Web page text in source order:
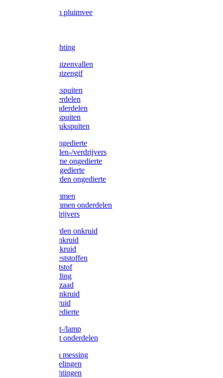
Voerbakken pluimvee
LED verlichting
Ratten / Muizenvallen
Ratten / Muizengif
Gloria drukspuiten
Gloria onderdelen
Gardena onderdelen
Dario drukspuiten
Gardena drukspuiten
Diversen ongedierte
Insectenvallen-/verdrijvers
Protect Home ongedierte
Solabiol ongedierte
Protect Garden ongedierte
Mollenklemmen
Mollenklemmen onderdelen
Mollenverdrijvers
Protect Garden onkruid
Diversen onkruid
Solabiol onkruid
Solabiol meststoffen
Pokon meststof
Pokon voeding
Pokon graszaad
Roundup onkruid
Pokon onkruid
Pokon ongedierte
Vliegenkast-/lamp
Vliegenkast onderdelen
Zuigkorven messing
Geka koppelingen
Geka afdichtingen